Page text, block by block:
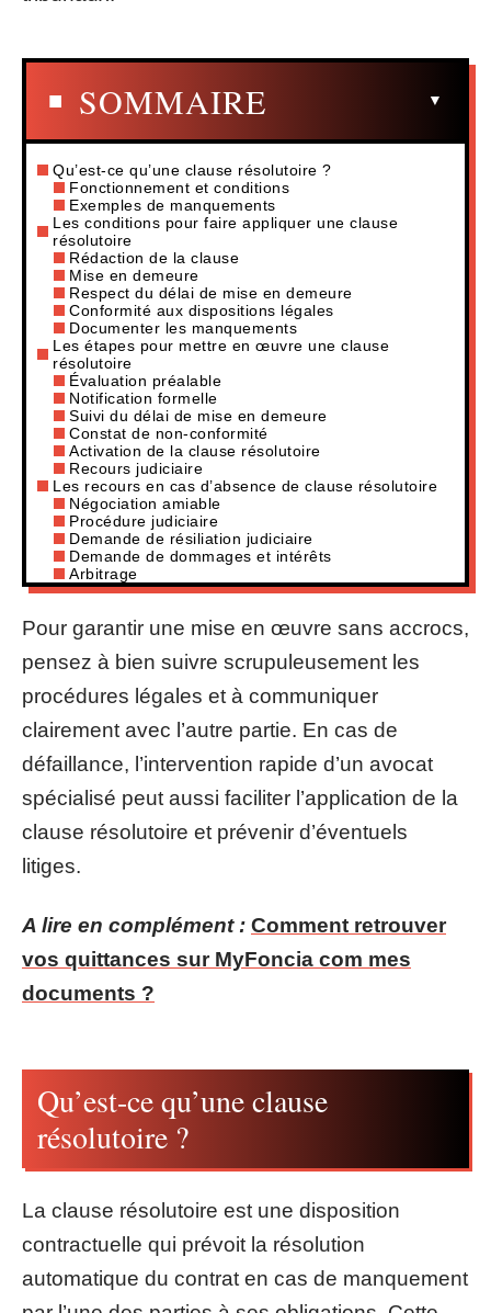
SOMMAIRE
Qu’est-ce qu’une clause résolutoire ?
Fonctionnement et conditions
Exemples de manquements
Les conditions pour faire appliquer une clause
résolutoire
Rédaction de la clause
Mise en demeure
Respect du délai de mise en demeure
Conformité aux dispositions légales
Documenter les manquements
Les étapes pour mettre en œuvre une clause
résolutoire
Évaluation préalable
Notification formelle
Suivi du délai de mise en demeure
Constat de non-conformité
Activation de la clause résolutoire
Recours judiciaire
Les recours en cas d’absence de clause résolutoire
Négociation amiable
Procédure judiciaire
Demande de résiliation judiciaire
Demande de dommages et intérêts
Arbitrage
Pour garantir une mise en œuvre sans accrocs,
pensez à bien suivre scrupuleusement les
procédures légales et à communiquer
clairement avec l’autre partie. En cas de
défaillance, l’intervention rapide d’un avocat
spécialisé peut aussi faciliter l’application de la
clause résolutoire et prévenir d’éventuels
litiges.
A lire en complément : Comment retrouver
vos quittances sur MyFoncia com mes
documents ?
Qu’est-ce qu’une clause
résolutoire ?
La clause résolutoire est une disposition
contractuelle qui prévoit la résolution
automatique du contrat en cas de manquement